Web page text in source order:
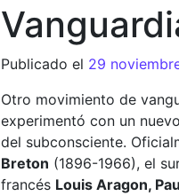
Publicado el 29
Otro movimiento de
experimentó con un
del subconsciente.
Breton (1896-1966), el
francés Louis Aragon,